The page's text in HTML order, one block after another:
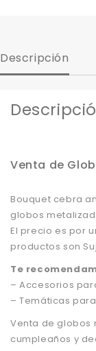
Descripción
Venta de
Bouquet cebra
globos
El precio es por
productos son
Te
– Accesorios
– Temáticas
Venta de globos
cumpleaños y